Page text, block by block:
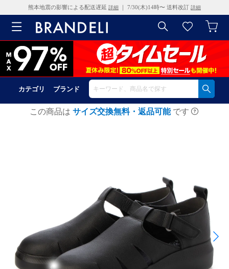
熊本地震の影響による配送遅延 詳細 ｜ 7/30(木)14時〜 送料改訂 詳細
カテゴリ ブランド
この商品は サイズ交換無料・返品可能 です